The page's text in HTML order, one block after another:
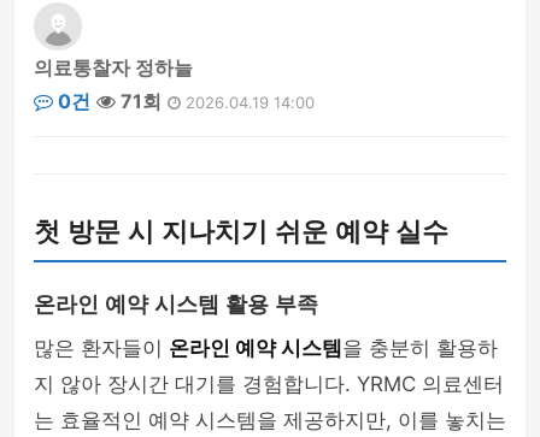
의료통찰자 정하늘
0건
71회 2026.04.19 14:00
첫 방문 시 지나치기 쉬운 예약 실수
온라인 예약 시스템 활용 부족
많은 환자들이 온라인 예약 시스템 을 충분히 활용하
지 않아 장시간 대기를 경험합니다. YRMC 의료센터
는 효율적인 예약 시스템을 제공하지만, 이를 놓치는